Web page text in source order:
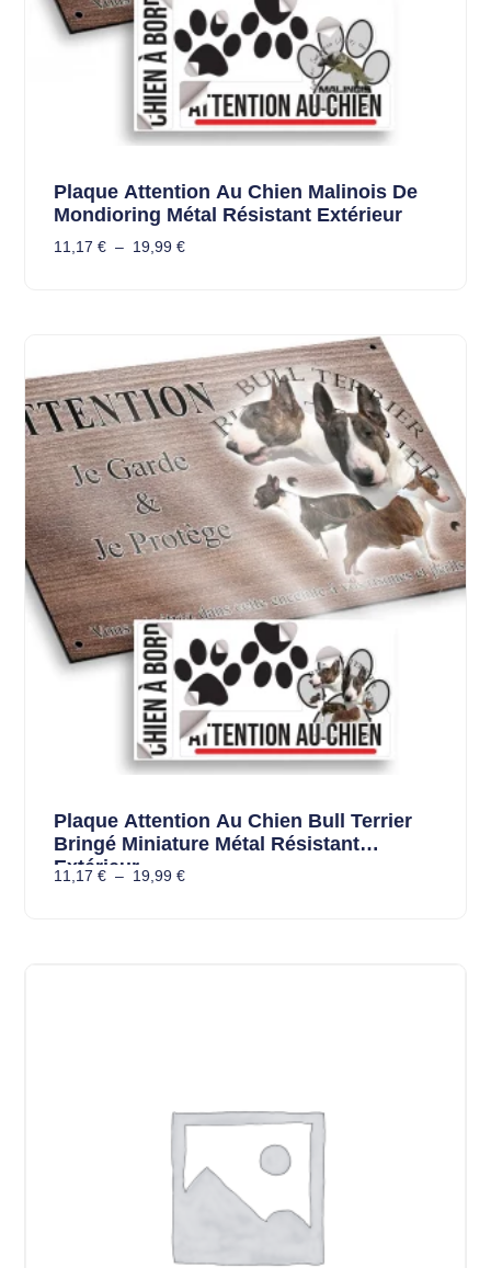
Plaque Attention Au Chien Malinois De
Mondioring Métal Résistant Extérieur
11,17 € – 19,99 €
Plaque Attention Au Chien Bull Terrier
Bringé Miniature Métal Résistant
Extérieur
11,17 € – 19,99 €